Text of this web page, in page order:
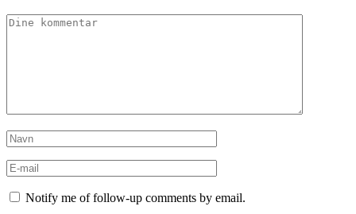
Notify me of follow-up comments by email.